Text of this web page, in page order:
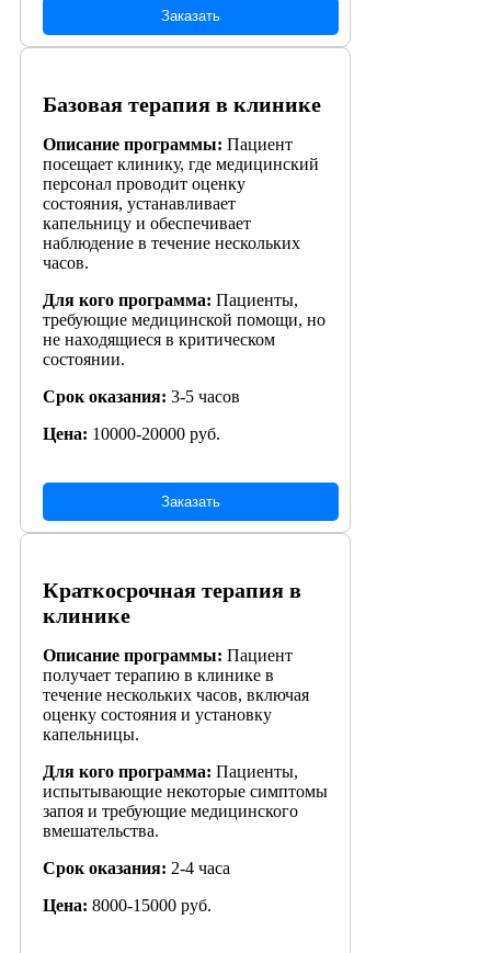
Заказать
Базовая терапия в клинике
Описание программы: Пациент
посещает клинику, где медицинский
персонал проводит оценку
состояния, устанавливает
капельницу и обеспечивает
наблюдение в течение нескольких
часов.
Для кого программа: Пациенты,
требующие медицинской помощи, но
не находящиеся в критическом
состоянии.
Срок оказания: 3-5 часов
Цена: 10000-20000 руб.
Заказать
Краткосрочная терапия в
клинике
Описание программы: Пациент
получает терапию в клинике в
течение нескольких часов, включая
оценку состояния и установку
капельницы.
Для кого программа: Пациенты,
испытывающие некоторые симптомы
запоя и требующие медицинского
вмешательства.
Срок оказания: 2-4 часа
Цена: 8000-15000 руб.